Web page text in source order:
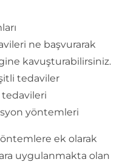
ne başvurarak
kavuşturabilirsiniz.
tedaviler
yöntemleri
ek olarak
uygulanmakta olan